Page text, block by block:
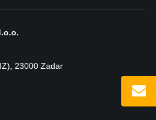
23000 Zadar